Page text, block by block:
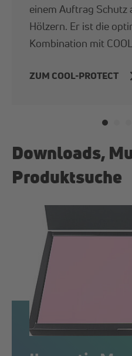
einem Auftrag Schutz
Hölzern. Er ist die
Kombination mit
ZUM COOL-PROTECT
Downloads,
Produktsuche